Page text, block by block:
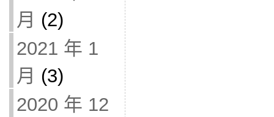
月 (2)
2021 年 1
月 (3)
2020 年 12